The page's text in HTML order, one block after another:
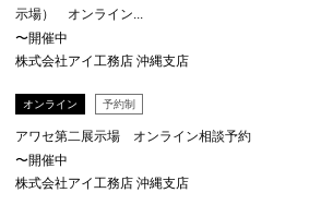
示場） オンライン...
〜開催中
株式会社アイ工務店 沖縄支店
オンライン 予約制
アワセ第二展示場 オンライン相談予約
〜開催中
株式会社アイ工務店 沖縄支店